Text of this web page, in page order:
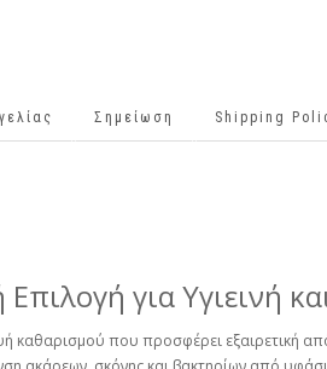
Σημείωση Shipping
για Υγιεινή
καθαρισμού που προσφέρει εξαιρετική